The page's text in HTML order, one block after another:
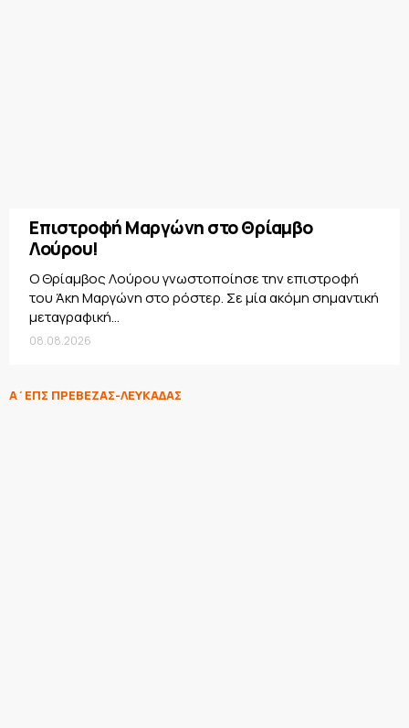
Επιστροφή Μαργώνη στο Θρίαμβο
Λούρου!
Ο Θρίαμβος Λούρου γνωστοποίησε την επιστροφή
του Άκη Μαργώνη στο ρόστερ. Σε μία ακόμη σημαντική
μεταγραφική...
08.08.2026
Α΄ΕΠΣ ΠΡΕΒΕΖΑΣ-ΛΕΥΚΑΔΑΣ